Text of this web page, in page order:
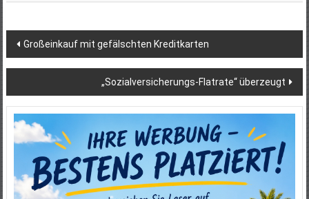
Beitragsnavigation
Großeinkauf mit gefälschten Kreditkarten
„Sozialversicherungs-Flatrate“ überzeugt